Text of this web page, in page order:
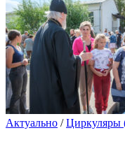
Актуально /Циркуляры